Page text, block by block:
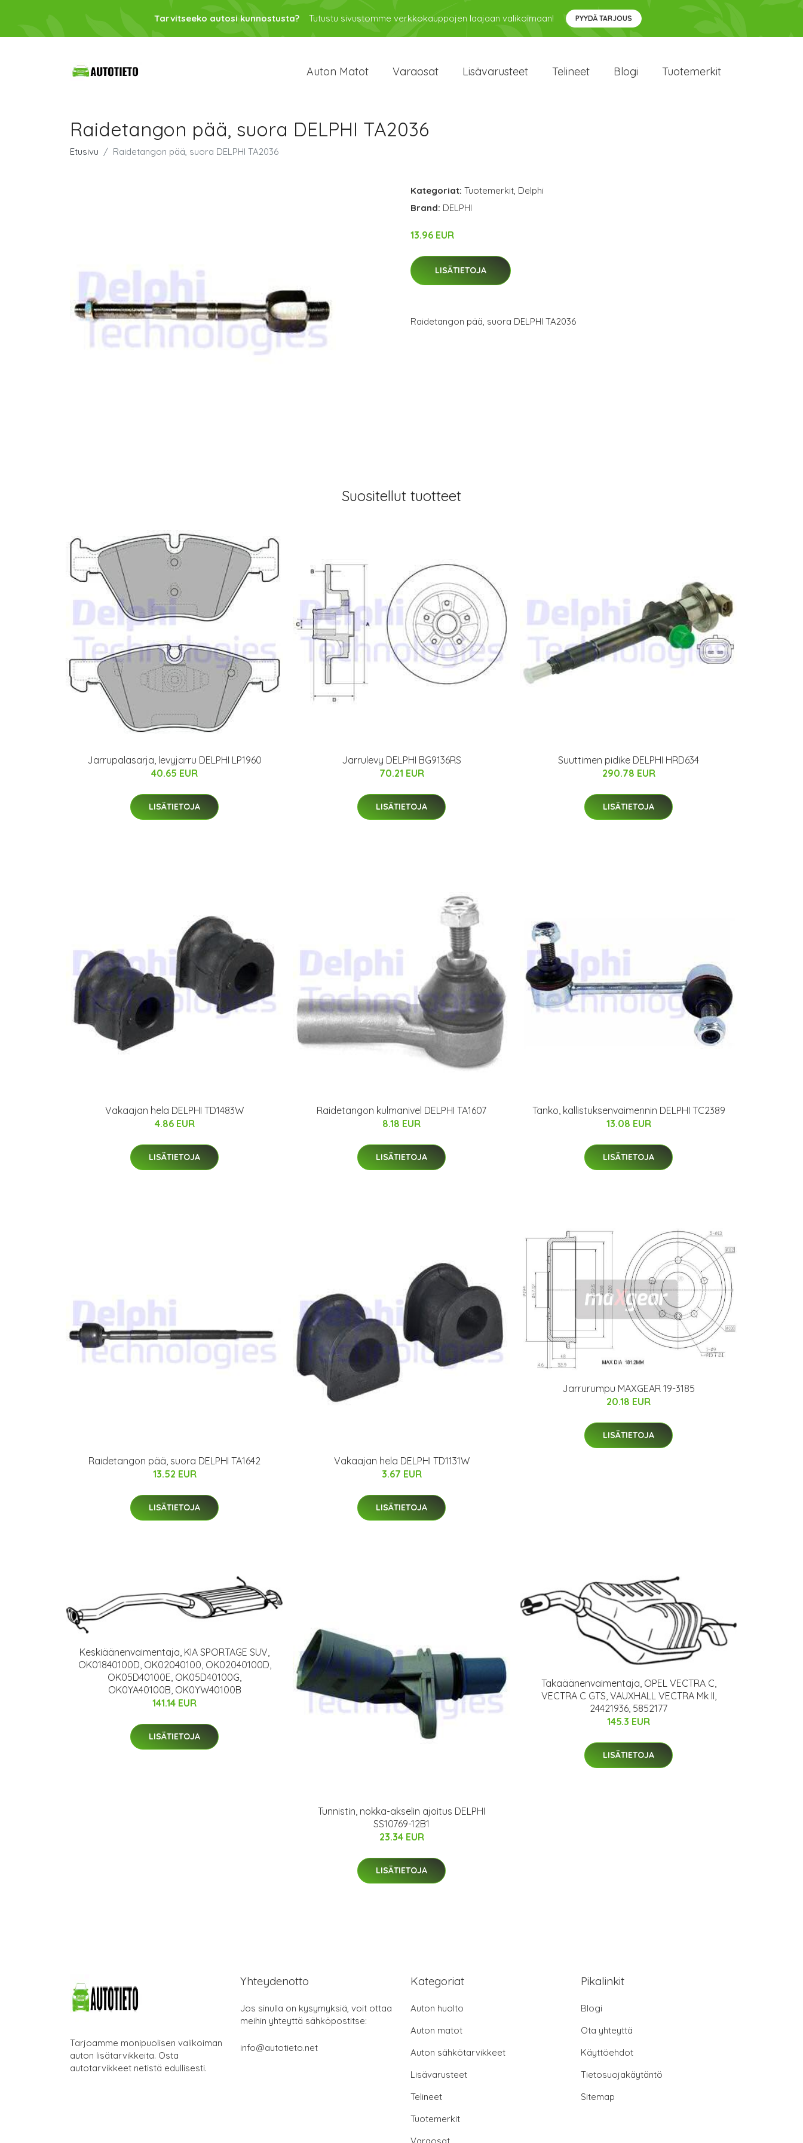
Tarvitseeko autosi kunnostusta? Tutustu sivustomme verkkokauppojen laajaan valikoimaan! PYYDÄ TARJOUS
Auton Matot Varaosat Lisävarusteet Telineet Blogi Tuotemerkit
Raidetangon pää, suora DELPHI TA2036
Etusivu Raidetangon pää, suora DELPHI TA2036
Kategoriat: Tuotemerkit, Delphi
Brand: DELPHI
13.96 EUR
LISÄTIETOJA
Raidetangon pää, suora DELPHI TA2036
Suositellut tuotteet
Jarrupalasarja, levyjarru DELPHI LP1960
40.65 EUR
LISÄTIETOJA
Jarrulevy DELPHI BG9136RS
70.21 EUR
LISÄTIETOJA
Suuttimen pidike DELPHI HRD634
290.78 EUR
LISÄTIETOJA
Vakaajan hela DELPHI TD1483W
4.86 EUR
LISÄTIETOJA
Raidetangon kulmanivel DELPHI TA1607
8.18 EUR
LISÄTIETOJA
Tanko, kallistuksenvaimennin DELPHI TC2389
13.08 EUR
LISÄTIETOJA
Raidetangon pää, suora DELPHI TA1642
13.52 EUR
LISÄTIETOJA
Vakaajan hela DELPHI TD1131W
3.67 EUR
LISÄTIETOJA
Jarrurumpu MAXGEAR 19-3185
20.18 EUR
LISÄTIETOJA
Keskiäänenvaimentaja, KIA SPORTAGE SUV,
OK01840100D, OK02040100, OK02040100D,
OK05D40100E, OK05D40100G,
OK0YA40100B, OK0YW40100B
141.14 EUR
LISÄTIETOJA
Tunnistin, nokka-akselin ajoitus DELPHI
SS10769-12B1
23.34 EUR
LISÄTIETOJA
Takaäänenvaimentaja, OPEL VECTRA C,
VECTRA C GTS, VAUXHALL VECTRA Mk II,
24421936, 5852177
145.3 EUR
LISÄTIETOJA
Tarjoamme monipuolisen valikoiman
auton lisätarvikkeita. Osta
autotarvikkeet netistä edullisesti.
Yhteydenotto
Jos sinulla on kysymyksiä, voit ottaa
meihin yhteyttä sähköpostitse:
info@autotieto.net
Kategoriat
Auton huolto
Auton matot
Auton sähkötarvikkeet
Lisävarusteet
Telineet
Tuotemerkit
Pikalinkit
Blogi
Ota yhteyttä
Käyttöehdot
Tietosuojakäytäntö
Sitemap